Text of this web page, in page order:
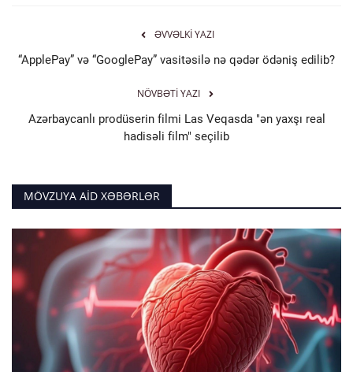
ƏVVƏLKI YAZI
“ApplePay” və “GooglePay” vasitəsilə nə qədər ödəniş edilib?
NÖVBƏTI YAZI
Azərbaycanlı prodüserin filmi Las Veqasda "ən yaxşı real
hadisəli film" seçilib
MÖVZUYA AID XƏBƏRLƏR